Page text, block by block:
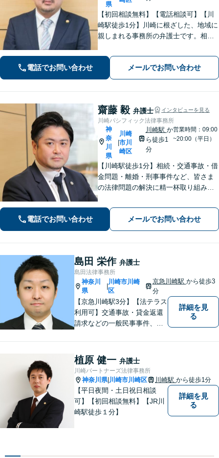
県
【初回相談無料】【電話相談可】【川
崎駅徒歩1分】川崎に根ざした、地域に
親しまれる事務所の弁護士です。相
って対応致します。クチコミ・リピー
ターの方多数。お気軽にご相談くださ
い。
電話でお問い合わせ メールでお問い合わせ
齋藤 毅 弁護士 インタビューを見る
川崎パシフィック法律事務所
神
奈
川
県
|
川崎
市川
崎区
川崎駅 か
ら徒歩1
分
営業時間：09:00
~20:00（平日）
【川崎駅徒歩1分】相続・交通事故・借
金問題・離婚・刑事事件など、皆さま
の法律問題の解決に精一杯取り組みま
ークの軽さに自信あり。費用の負担を
最小限にするよう努めています。【地
元密着】クチコミ・リピーター多数。
電話でお問い合わせ メールでお問い合わせ
島田 栄作 弁護士
島田法律事務所
神奈川
県
川崎市川崎
区
京急川崎駅 から徒歩3
分
【京急川崎駅3分】【法テラス
利用可】交通事故・貸金返還
請求などの一般民事事件、離
事事件、任意整理・破産・個
人再生などの債務整理事件、
さらには刑事事件等幅広い分
野を取り扱っております。お
気軽にご相談ください【休
日・夜間相談可】
詳細を見
る
植原 健一 弁護士
川崎パートナーズ法律事務所
神奈川県| 川崎市川崎区 川崎駅 から徒歩1分
【平日夜間・土日祝日相談
可】【初回相談無料】【JR川
崎駅徒歩１分】
詳細を見
る